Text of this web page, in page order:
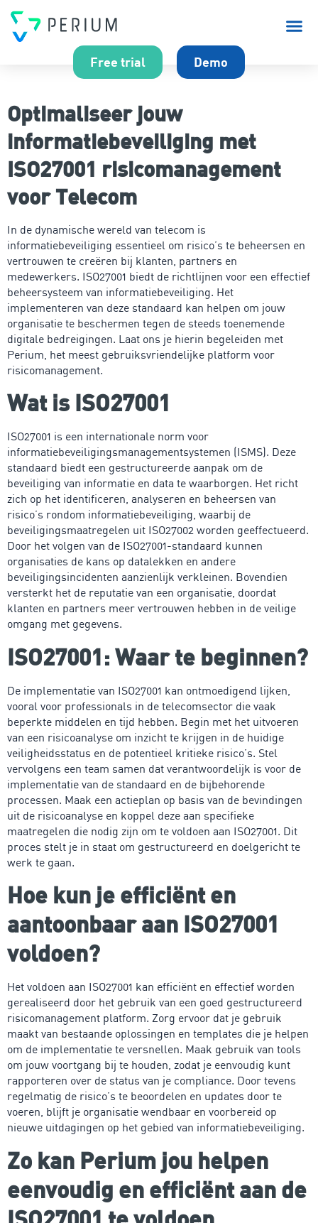
Free trial Demo
Optimaliseer jouw
informatiebeveiliging met
ISO27001 risicomanagement
voor Telecom
In de dynamische wereld van telecom is
informatiebeveiliging essentieel om risico’s te beheersen en
vertrouwen te creëren bij klanten, partners en
medewerkers. ISO27001 biedt de richtlijnen voor een effectief
beheersysteem van informatiebeveiliging. Het
implementeren van deze standaard kan helpen om jouw
organisatie te beschermen tegen de steeds toenemende
digitale bedreigingen. Laat ons je hierin begeleiden met
Perium, het meest gebruiksvriendelijke platform voor
risicomanagement.
Wat is ISO27001
ISO27001 is een internationale norm voor
informatiebeveiligingsmanagementsystemen (ISMS). Deze
standaard biedt een gestructureerde aanpak om de
beveiliging van informatie en data te waarborgen. Het richt
zich op het identificeren, analyseren en beheersen van
risico’s rondom informatiebeveiliging, waarbij de
beveiligingsmaatregelen uit ISO27002 worden geeffectueerd.
Door het volgen van de ISO27001-standaard kunnen
organisaties de kans op datalekken en andere
beveiligingsincidenten aanzienlijk verkleinen. Bovendien
versterkt het de reputatie van een organisatie, doordat
klanten en partners meer vertrouwen hebben in de veilige
omgang met gegevens.
ISO27001: Waar te beginnen?
De implementatie van ISO27001 kan ontmoedigend lijken,
vooral voor professionals in de telecomsector die vaak
beperkte middelen en tijd hebben. Begin met het uitvoeren
van een risicoanalyse om inzicht te krijgen in de huidige
veiligheidsstatus en de potentieel kritieke risico’s. Stel
vervolgens een team samen dat verantwoordelijk is voor de
implementatie van de standaard en de bijbehorende
processen. Maak een actieplan op basis van de bevindingen
uit de risicoanalyse en koppel deze aan specifieke
maatregelen die nodig zijn om te voldoen aan ISO27001. Dit
proces stelt je in staat om gestructureerd en doelgericht te
werk te gaan.
Hoe kun je efficiënt en
aantoonbaar aan ISO27001
voldoen?
Het voldoen aan ISO27001 kan efficiënt en effectief worden
gerealiseerd door het gebruik van een goed gestructureerd
risicomanagement platform. Zorg ervoor dat je gebruik
maakt van bestaande oplossingen en templates die je helpen
om de implementatie te versnellen. Maak gebruik van tools
om jouw voortgang bij te houden, zodat je eenvoudig kunt
rapporteren over de status van je compliance. Door tevens
regelmatig de risico’s te beoordelen en updates door te
voeren, blijft je organisatie wendbaar en voorbereid op
nieuwe uitdagingen op het gebied van informatiebeveiliging.
Zo kan Perium jou helpen
eenvoudig en efficiënt aan de